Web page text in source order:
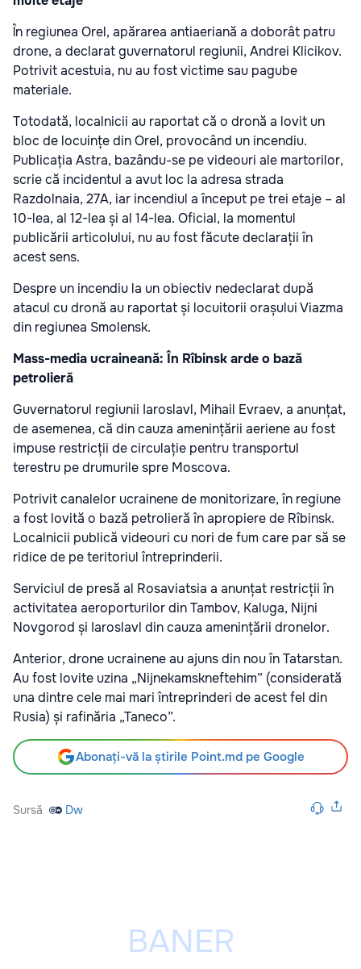
În regiunea Orel, apărarea antiaeriană a doborât patru
drone, a declarat guvernatorul regiunii, Andrei Klicikov.
Potrivit acestuia, nu au fost victime sau pagube
materiale.
Totodată, localnicii au raportat că o dronă a lovit un
bloc de locuințe din Orel, provocând un incendiu.
Publicația Astra, bazându-se pe videouri ale martorilor,
scrie că incidentul a avut loc la adresa strada
Razdolnaia, 27A, iar incendiul a început pe trei etaje – al
10-lea, al 12-lea și al 14-lea. Oficial, la momentul
publicării articolului, nu au fost făcute declarații în
acest sens.
Despre un incendiu la un obiectiv nedeclarat după
atacul cu dronă au raportat și locuitorii orașului Viazma
din regiunea Smolensk.
Mass-media ucraineană: În Rîbinsk arde o bază
petrolieră
Guvernatorul regiunii Iaroslavl, Mihail Evraev, a anunțat,
de asemenea, că din cauza amenințării aeriene au fost
impuse restricții de circulație pentru transportul
terestru pe drumurile spre Moscova.
Potrivit canalelor ucrainene de monitorizare, în regiune
a fost lovită o bază petrolieră în apropiere de Rîbinsk.
Localnicii publică videouri cu nori de fum care par să se
ridice de pe teritoriul întreprinderii.
Serviciul de presă al Rosaviatsia a anunțat restricții în
activitatea aeroporturilor din Tambov, Kaluga, Nijni
Novgorod și Iaroslavl din cauza amenințării dronelor.
Anterior, drone ucrainene au ajuns din nou în Tatarstan.
Au fost lovite uzina „Nijnekamskneftehim” (considerată
una dintre cele mai mari întreprinderi de acest fel din
Rusia) și rafinăria „Taneco”.
Abonați-vă la știrile Point.md pe Google
Sursă Dw